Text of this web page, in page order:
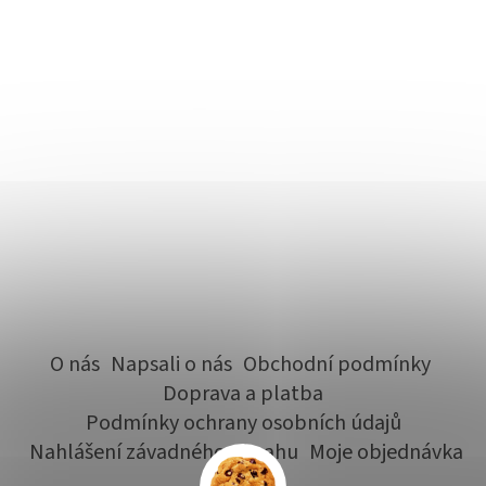
O nás Napsali o nás Obchodní podmínky
Doprava a platba
Podmínky ochrany osobních údajů
Nahlášení závadného obsahu Moje objednávka